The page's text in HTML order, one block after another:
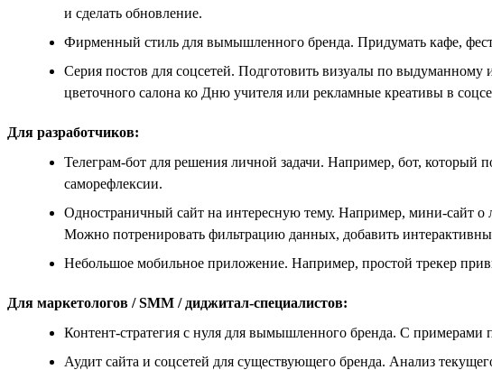
и сделать обновление.
Фирменный стиль для вымышленного бренда. Придумать кафе,
Серия постов для соцсетей. Подготовить визуалы по
цветочного салона ко Дню учителя или рекламные креативы в
Для разработчиков:
Телеграм-бот для решения личной задачи. Например, бот, который
саморефлексии.
Одностраничный сайт на интересную тему. Например, мини-сайт
Можно потренировать фильтрацию данных, добавить
Небольшое мобильное приложение. Например, простой трекер
Для маркетологов / SMM / диджитал-специалистов:
Контент-стратегия с нуля для вымышленного бренда. С примерами
Аудит сайта и соцсетей для существующего бренда. Анализ